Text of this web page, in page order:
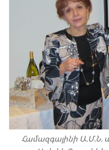
Համազգայինի Ա.Մ.Ն.